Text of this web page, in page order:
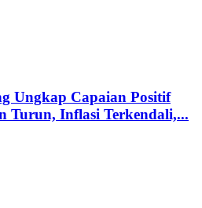
Ungkap Capaian Positif
Turun, Inflasi Terkendali,...